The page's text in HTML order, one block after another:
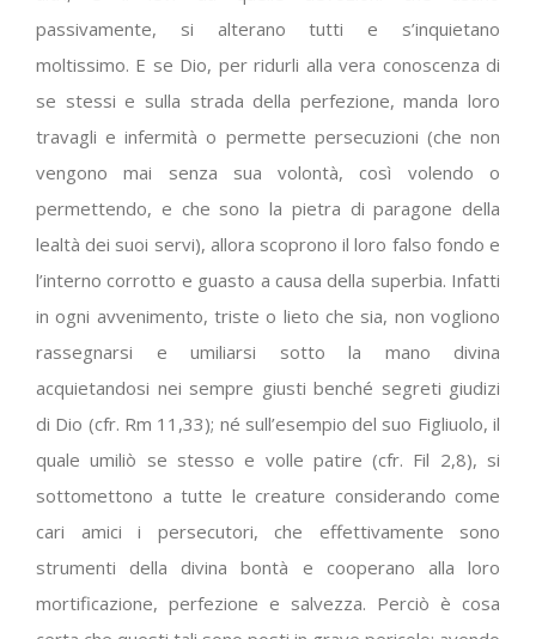
passivamente, si alterano tutti e s’inquietano
moltissimo. E se Dio, per ridurli alla vera conoscenza di
se stessi e sulla strada della perfezione, manda loro
travagli e infermità o permette persecuzioni (che non
vengono mai senza sua volontà, così volendo o
permettendo, e che sono la pietra di paragone della
lealtà dei suoi servi), allora scoprono il loro falso fondo e
l’interno corrotto e guasto a causa della superbia. Infatti
in ogni avvenimento, triste o lieto che sia, non vogliono
rassegnarsi e umiliarsi sotto la mano divina
acquietandosi nei sempre giusti benché segreti giudizi
di Dio (cfr. Rm 11,33); né sull’esempio del suo Figliuolo, il
quale umiliò se stesso e volle patire (cfr. Fil 2,8), si
sottomettono a tutte le creature considerando come
cari amici i persecutori, che effettivamente sono
strumenti della divina bontà e cooperano alla loro
mortificazione, perfezione e salvezza. Perciò è cosa